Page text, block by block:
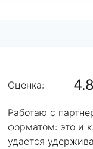
Оценка: 4.8
Работаю с
форматом: это и
удается